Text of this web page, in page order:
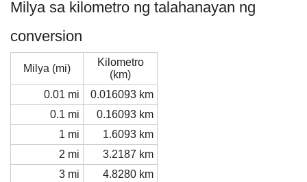
Milya sa kilometro ng talahanayan ng
conversion
Milya (mi)
Kilometro
(km)
0.01 mi
0.016093 km
0.1 mi
0.16093 km
1 mi
1.6093 km
2 mi
3.2187 km
3 mi
4.8280 km